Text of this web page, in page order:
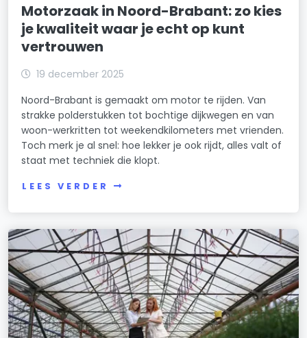
Motorzaak in Noord-Brabant: zo kies
je kwaliteit waar je echt op kunt
vertrouwen
19 december 2025
Noord-Brabant is gemaakt om motor te rijden. Van
strakke polderstukken tot bochtige dijkwegen en van
woon-werkritten tot weekendkilometers met vrienden.
Toch merk je al snel: hoe lekker je ook rijdt, alles valt of
staat met techniek die klopt.
LEES VERDER